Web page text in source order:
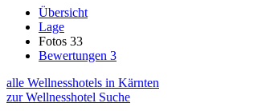
Übersicht
Lage
Fotos 33
Bewertungen 3
alle Wellnesshotels in Kärnten
zur Wellnesshotel Suche